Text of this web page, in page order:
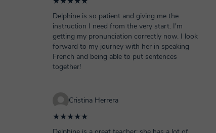
Delphine is so patient and giving me the
instruction I need from the very start. I'm
getting my pronunciation correctly now. I look
forward to my journey with her in speaking
French and being able to put sentences
together!
Cristina Herrera
★★★★★